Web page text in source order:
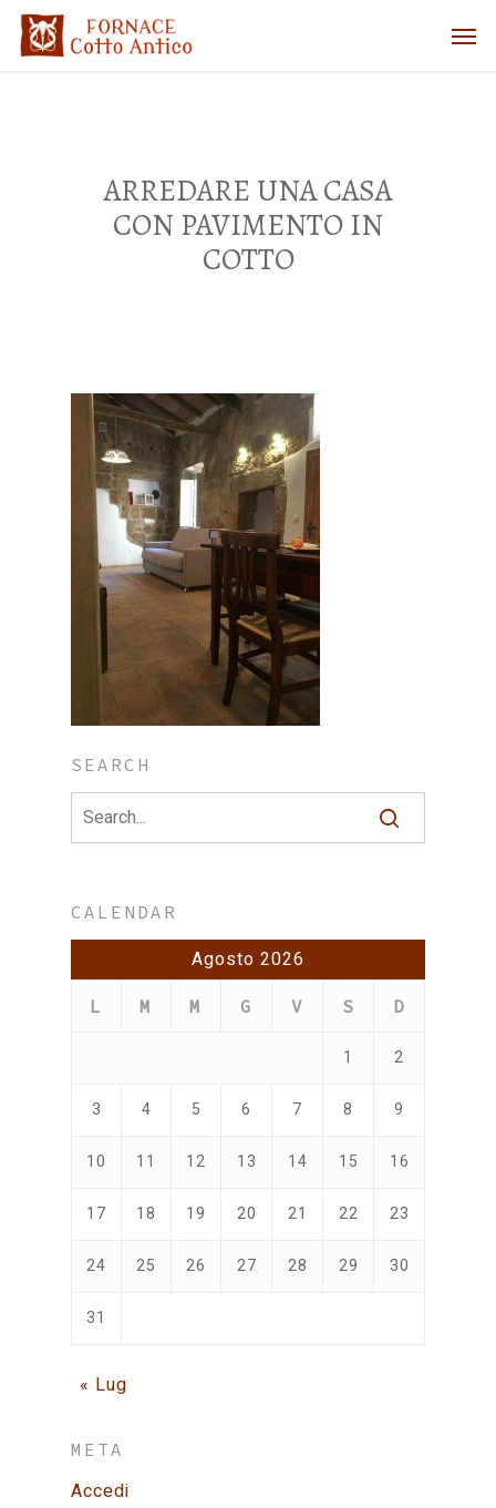
ARREDARE UNA CASA
CON PAVIMENTO IN
COTTO
SEARCH
CALENDAR
Agosto 2026
L M M G V S D
1 2
3 4 5 6 7 8 9
10 11 12 13 14 15 16
17 18 19 20 21 22 23
24 25 26 27 28 29 30
31
« Lug
META
Accedi